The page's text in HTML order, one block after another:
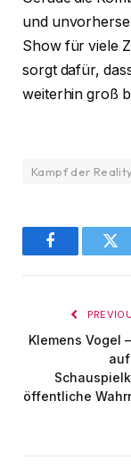
und
Show für viele
sorgt dafür,
weiterhin groß
Kampf der
Facebook
Klemens Vogel
öffentliche